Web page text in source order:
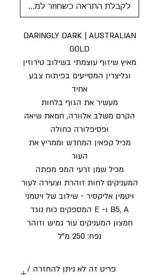
לקבלת התראה כשחוזר למלאי
DARINGLY DARK | AUSTRALIAN
GOLD
מאיץ שיזוף עוצמתי בשילוב טירוזין
וגליצרין המסייעים בפיתוח צבע
אחיד
מעשיר את הגוף בלחות
הקרם משלב אלוורה, חמאת שיאה
ופסיפלורה כחולה
מכיל קפאין המחדש וממריץ את
העור
מכיל שמן זרעי המפ מפתה
המעניקים לחות זוהרת וצעירה לעור
ויטמין אליקסיר - שילוב של ויטמני
B5, A ו- E המספקים כוח נוגד
חמצון המעניקים עור גמיש וזוהר
נפח: 250 מ״ל
פריט זה לא ניתן להחזרה /